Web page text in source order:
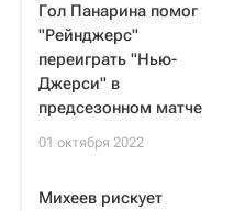
Гол Панарина помог
"Рейнджерс"
переиграть "Нью-
Джерси" в
предсезонном матче
01 октября 2022
Михеев рискует